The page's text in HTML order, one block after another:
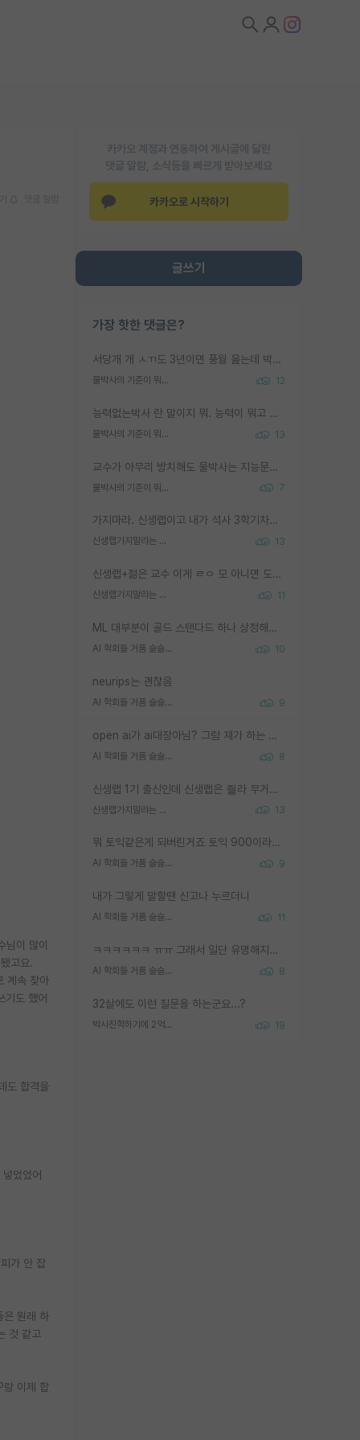
카카오 계정과 연동하여 게시글에 달린
댓글 알람, 소식등을 빠르게 받아보세요
카카오로 시작하기
글쓰기
가장 핫한 댓글은?
서당개 개 ㅅㄲ도 3년이면 풍월 읊는데 박사 5년 이상 대리고 있으면서 물된건 교수 탓 맞는ㄱ게 거기가 서당이 아니란 소리임
물박사의 기준이 뭐임? 12
능력없는박사 란 말이지 뭐. 능력이 뭐고 능력이 있다는게 뭔지는 사람마다 기준이 다르니까 얘기해봐야 서로 자기 기준만 얘기해서 논쟁이 끝이 안나고. 주위에서 능력있고 야심있는 신입생이 교수가 유의미한 피드백을 아예 안주면서 제대로된 과제에 참여해볼 기회도 제공하지 않고 잡일 뺑뺑이만 돌려서 맨날 단순작업만 하면서 밤새다가 눈빛이 점점 죽어가는걸 본 사람은 물박사는 교수탓이라고 하고, 교수는 이것저것 알려도 주고 기회도 주고 사수 동기 붙여주면서 어떻게든 끌고가려고 하는데 본인이 매일 뺀질거리면서 출근 하는둥마는둥 하다가 기껏 와서도 폰이나 쳐다보다가 실험 망치고 저녁약속있어서 먼저 가볼게요~ 하는걸 본 사람은 물박사는 본인탓이라고 함.
물박사의 기준이 뭐임? 13
교수가 아무리 방치해도 물박사는 지능문제고 본인 의지 문제임. 만물 교수탓 하는 애들이 이상한거임.
물박사의 기준이 뭐임? 7
가지마라. 신생랩이고 내가 석사 3학기차인데 최고참인데 나도 아무것도 모르는데 교수가 후배들 왜 논문 교육 안시키냐. 논문 왜 안 써오냐 닦달한다
신생랩가지말라는 이유가 있었구나 13
신생랩+젊은 교수 이게 ㄹㅇ 모 아니면 도인듯.
신생랩가지말라는 이유가 있었구나 11
ML 대부분이 골드 스탠다드 하나 상정해놓고 (벤치마크 데이터셋이 여러 개면 여러 개 상정) 그거 얼마나 잘 맞추나 싸움임 가끔 번뜩이는 설계 철학을 보여주는 논문들도 있지만 대부분 그거 성적 얼마나 더 올리느라에 혈안이 되어 있는 측면이 잇음
AI 학회들 거품 슬슬 지적이 나오네요 10
neurips는 괜찮음
AI 학회들 거품 슬슬 지적이 나오네요 9
open ai가 ai대장아님? 그럼 쟤가 하는 말이 다 맞겠네
AI 학회들 거품 슬슬 지적이 나오네요 8
신생랩 1기 출신인데 신생랩은 줠라 무거운 바벨 같은거임. 들면 대박인데 못들면 깔려 죽음. 아무도 알려주지 않는 환경에서 자생해야하지만, 일단 살아남았다면 그 어떤 사람보다 악착같고 생존력 높은 사람으로 거듭날 수 있음
신생랩가지말라는 이유가 있었구나 13
뭐 토익같은게 되버린거죠 토익 900이라고 영어잘하는건 아닙니다만 잘하는사람은 다 900을 넘는 그런
AI 학회들 거품 슬슬 지적이 나오네요 9
내가 그렇게 말할땐 신고나 누르더니
AI 학회들 거품 슬슬 지적이 나오네요 11
ㅋㅋㅋㅋㅋㅋ ㅠㅠ 그래서 일단 유명해지는게 중요한거같습니다
AI 학회들 거품 슬슬 지적이 나오네요 8
32살에도 이런 질문을 하는군요...?
박사진학하기에 2억은 괜찮은 (?) 정도의 경제력인가요 19
이 많이
고요.
계속 찾아
도 했어
도 합격을
었었어
가 안 잡
은 원래 하
것 같고
랑 이제 합